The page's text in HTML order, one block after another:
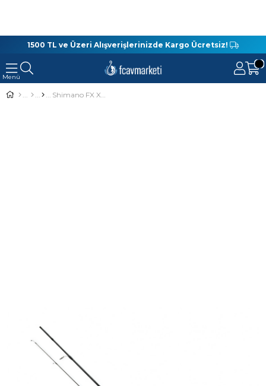
1500 TL ve Üzeri Alışverişlerinizde Kargo Ücretsiz!
Shimano FX XT 210 cm 1-11 Gr Lrf Olta Kamışı